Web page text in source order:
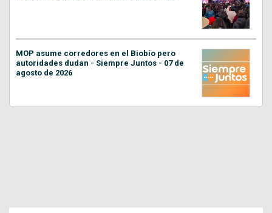
MOP asume corredores en el Biobío pero
autoridades dudan - Siempre Juntos - 07 de
agosto de 2026